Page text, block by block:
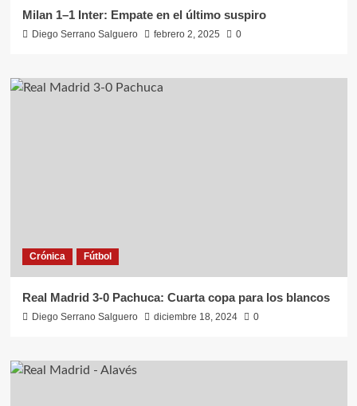
Milan 1–1 Inter: Empate en el último suspiro
Diego Serrano Salguero febrero 2, 2025 0
Crónica Fútbol
Real Madrid 3-0 Pachuca: Cuarta copa para los blancos
Diego Serrano Salguero diciembre 18, 2024 0